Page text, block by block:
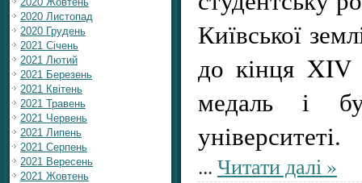
2020 Листопад
2020 Грудень
2021 Січень
2021 Лютий
2021 Березень
2021 Квітень
2021 Травень
2021 Червень
2021 Липень
2021 Серпень
2021 Вересень
2021 Жовтень
Київської
до кінця XIV
медаль і
університеті.
... Читати далі »